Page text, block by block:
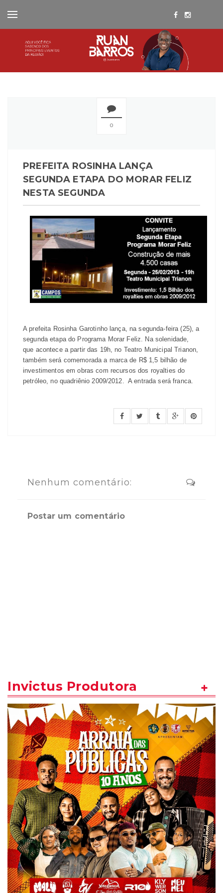
0
PREFEITA ROSINHA LANÇA
SEGUNDA ETAPA DO MORAR FELIZ
NESTA SEGUNDA
A prefeita Rosinha Garotinho lança, na segunda-feira (25), a
segunda etapa do Programa Morar Feliz. Na solenidade,
que acontece a partir das 19h, no Teatro Municipal Trianon,
também será comemorada a marca de R$ 1,5 bilhão de
investimentos em obras com recursos dos royalties do
petróleo, no quadriênio 2009/2012. A entrada será franca.
Nenhum comentário:
Postar um comentário
Invictus Produtora